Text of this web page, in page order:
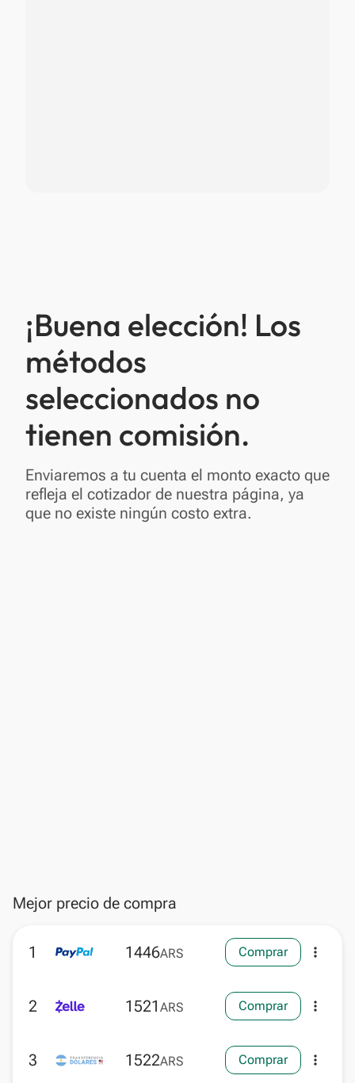
¡Buena elección! Los
métodos
seleccionados no
tienen comisión.
Enviaremos a tu cuenta el monto exacto que
refleja el cotizador de nuestra página, ya
que no existe ningún costo extra.
Mejor precio de compra
1 1446ARS Comprar more_vert
2 1521 ARS Comprar more_vert
3 1522ARS Comprar more_vert